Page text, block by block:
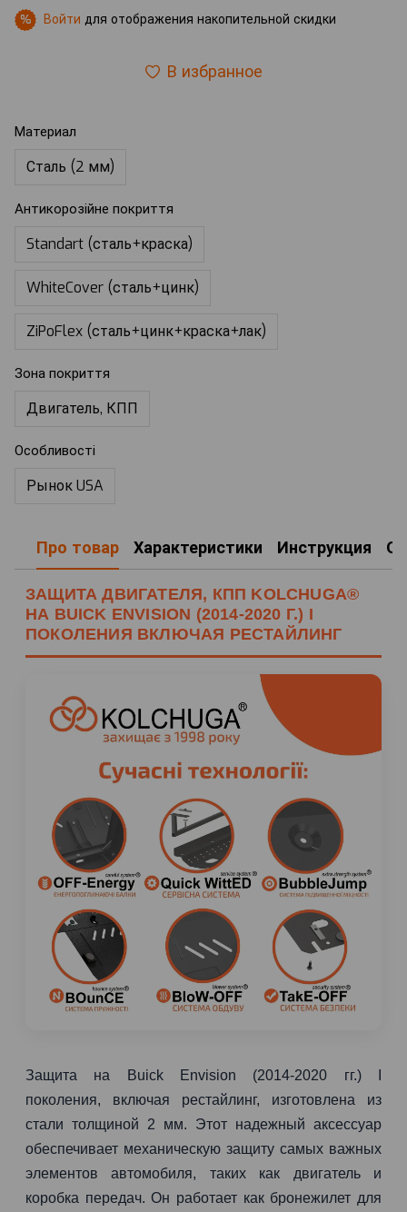
% Войти для отображения накопительной скидки
В избранное
Материал
Сталь (2 мм)
Антикорозійне покриття
Standart (сталь+краска)
WhiteCover (сталь+цинк)
ZiPoFlex (сталь+цинк+краска+лак)
Зона покриття
Двигатель, КПП
Особливості
Рынок USA
Про товар Характеристики Инструкция
ЗАЩИТА ДВИГАТЕЛЯ, КПП KOLCHUGA®
НА BUICK ENVISION (2014-2020 Г.) I
ПОКОЛЕНИЯ ВКЛЮЧАЯ РЕСТАЙЛИНГ
Защита на Buick Envision (2014-2020 гг.) I
поколения, включая рестайлинг, изготовлена из
стали толщиной 2 мм. Этот надежный аксессуар
обеспечивает механическую защиту самых важных
элементов автомобиля, таких как двигатель и
коробка передач. Он работает как бронежилет для